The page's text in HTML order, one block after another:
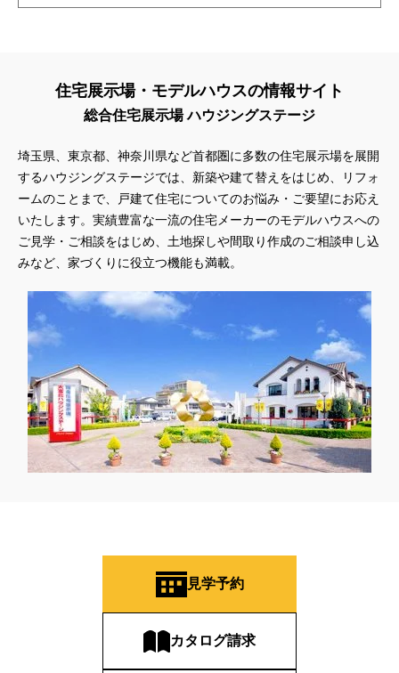
住宅展示場・モデルハウスの情報サイト
総合住宅展示場 ハウジングステージ
埼玉県、東京都、神奈川県など首都圏に多数の住宅展示場を展開
するハウジングステージでは、新築や建て替えをはじめ、リフォ
ームのことまで、戸建て住宅についてのお悩み・ご要望にお応え
いたします。実績豊富な一流の住宅メーカーのモデルハウスへの
ご見学・ご相談をはじめ、土地探しや間取り作成のご相談申し込
みなど、家づくりに役立つ機能も満載。
見学予約
カタログ請求